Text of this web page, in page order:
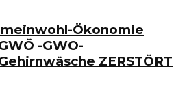
Ökonomie
-GWO-
ZERSTÖRT